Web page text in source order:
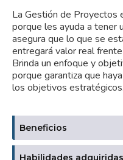
La Gestión de Proyectos
porque les ayuda a tener
asegura que lo que se
entregará valor real
Brinda un enfoque y
porque garantiza que
los objetivos estratégicos.
Beneficios
Habilidades adquiridas